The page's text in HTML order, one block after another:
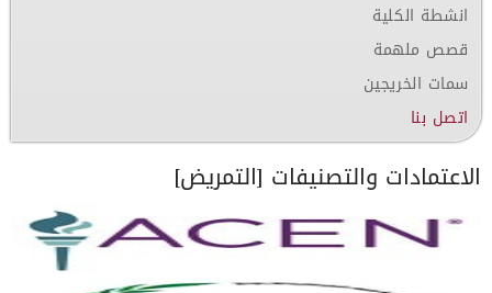
انشطة الكلية
قصص ملهمة
سمات الخريجين
اتصل بنا
الاعتمادات والتصنيفات [التمريض]